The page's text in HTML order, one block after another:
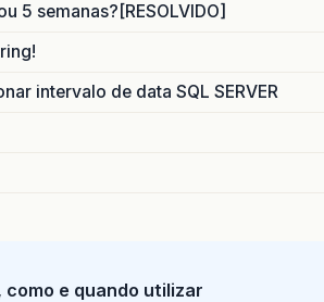
5 semanas?[RESOLVIDO]
intervalo de data SQL SERVER
como e quando utilizar